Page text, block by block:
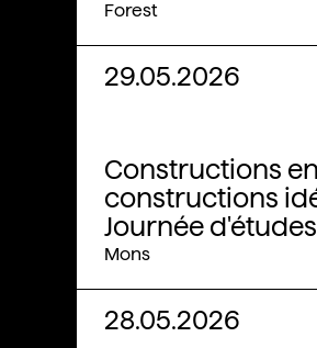
Forest
29.05.2026
Constructions
constructions
Journée d'études
Mons
28.05.2026